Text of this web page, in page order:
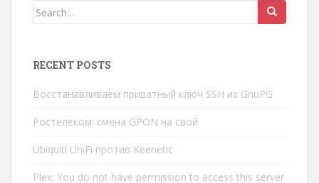
Search
RECENT POSTS
Восстанавливаем приватный ключ SSH из GnuPG
Ростелеком: смена GPON на свой
Ubiquiti UniFi против Keenetic
Plex: You do not have permission to access this server